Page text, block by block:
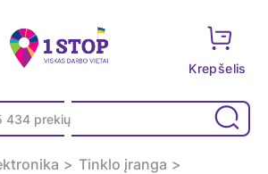
Krepšelis
Tinklo įranga